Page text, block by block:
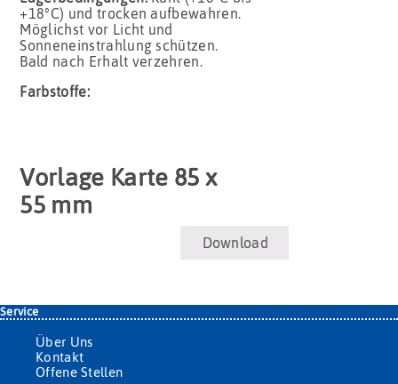
+18°C) und trocken aufbewahren.
Möglichst vor Licht und
Sonneneinstrahlung schützen.
Bald nach Erhalt verzehren.
Farbstoffe:
Vorlage Karte 85 x
55 mm
Download
Service
Über Uns
Kontakt
Offene Stellen